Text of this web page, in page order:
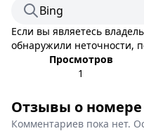
Bing
Если вы являетесь
обнаружили неточности,
Просмотров
1
Отзывы о номере
Комментариев пока нет.